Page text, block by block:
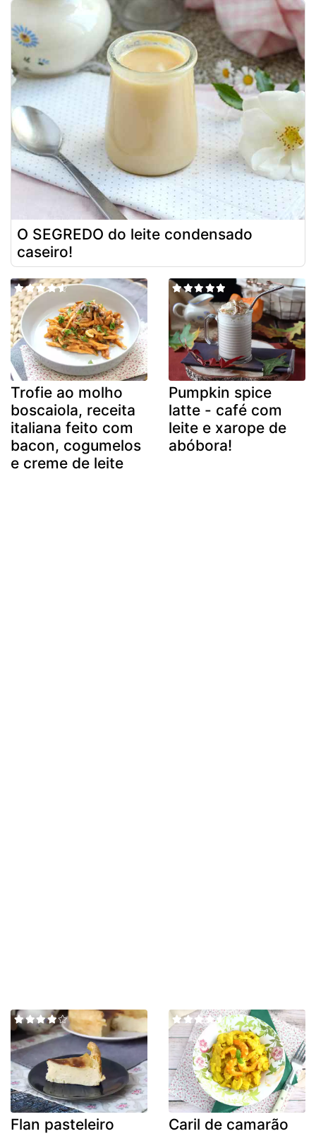
O SEGREDO do leite condensado
caseiro!
Trofie ao molho
boscaiola, receita
italiana feito com
bacon, cogumelos
e creme de leite
Pumpkin spice
latte - café com
leite e xarope de
abóbora!
Flan pasteleiro
Caril de camarão